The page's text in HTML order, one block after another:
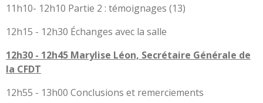
11h10- 12h10 Partie 2 : témoignages (13)
12h15 - 12h30 Échanges avec la salle
12h30 - 12h45 Marylise Léon, Secrétaire Générale de
la CFDT
12h55 - 13h00 Conclusions et remerciements